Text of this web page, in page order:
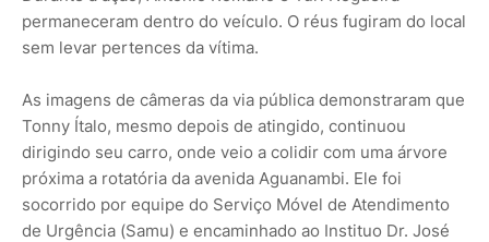
permaneceram dentro do veículo. O réus fugiram do local
sem levar pertences da vítima.
As imagens de câmeras da via pública demonstraram que
Tonny Ítalo, mesmo depois de atingido, continuou
dirigindo seu carro, onde veio a colidir com uma árvore
próxima a rotatória da avenida Aguanambi. Ele foi
socorrido por equipe do Serviço Móvel de Atendimento
de Urgência (Samu) e encaminhado ao Instituo Dr. José